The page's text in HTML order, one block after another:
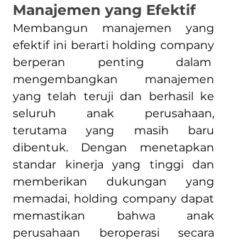
Manajemen yang Efektif
Membangun manajemen yang
efektif ini berarti holding company
berperan penting dalam
mengembangkan manajemen
yang telah teruji dan berhasil ke
seluruh anak perusahaan,
terutama yang masih baru
dibentuk. Dengan menetapkan
standar kinerja yang tinggi dan
memberikan dukungan yang
memadai, holding company dapat
memastikan bahwa anak
perusahaan beroperasi secara